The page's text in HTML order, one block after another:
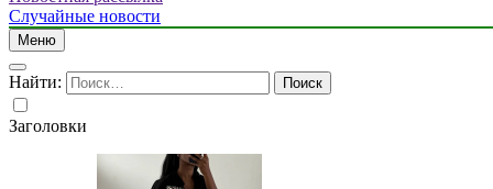
Случайные новости
Меню
Найти:
Заголовки